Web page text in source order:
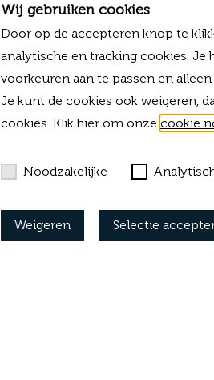
Terug naar nieuwsoverzicht
NAAR
ARTIKEL
Wij gebruiken cookies
Door op de accepteren knop te
analytische en tracking cookies.
voorkeuren aan te passen en
Je kunt de cookies ook weigeren,
cookies. Klik hier om onze cookie
Noodzakelijke
Weigeren Selectie